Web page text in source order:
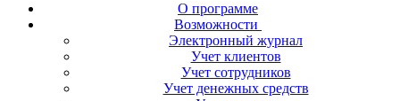
О программе
Возможности
Электронный журнал
Учет клиентов
Учет сотрудников
Учет денежных средств